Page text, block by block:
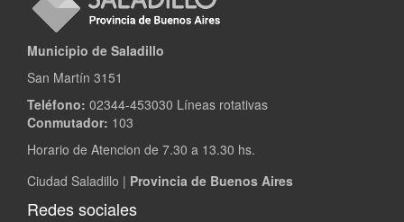
Municipio de Saladillo
San Martín 3151
Teléfono: 02344-453030 Líneas rotativas
Conmutador: 103
Horario de Atencion de 7.30 a 13.30 hs.
Ciudad Saladillo | Provincia de Buenos Aires
Redes sociales